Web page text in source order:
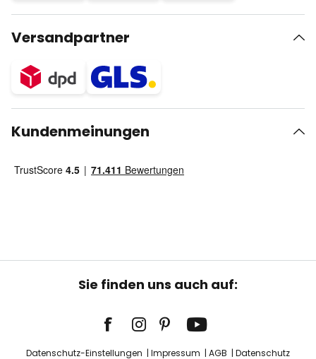
Versandpartner
Kundenmeinungen
Sie finden uns auch auf:
Datenschutz-Einstellungen Impressum AGB Datenschutz